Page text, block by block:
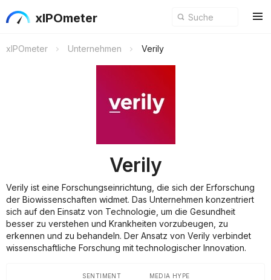
xIPOmeter
xIPOmeter Unternehmen Verily
Verily
Verily ist eine Forschungseinrichtung, die sich der Erforschung
der Biowissenschaften widmet. Das Unternehmen konzentriert
sich auf den Einsatz von Technologie, um die Gesundheit
besser zu verstehen und Krankheiten vorzubeugen, zu
erkennen und zu behandeln. Der Ansatz von Verily verbindet
wissenschaftliche Forschung mit technologischer Innovation.
SENTIMENT MEDIA HYPE